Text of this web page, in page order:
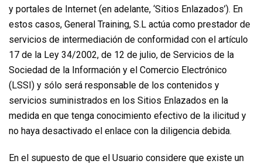
y portales de Internet (en adelante, ‘Sitios Enlazados’). En
estos casos, General Training, S.L actúa como prestador de
servicios de intermediación de conformidad con el artículo
17 de la Ley 34/2002, de 12 de julio, de Servicios de la
Sociedad de la Información y el Comercio Electrónico
(LSSI) y sólo será responsable de los contenidos y
servicios suministrados en los Sitios Enlazados en la
medida en que tenga conocimiento efectivo de la ilicitud y
no haya desactivado el enlace con la diligencia debida.
En el supuesto de que el Usuario considere que existe un